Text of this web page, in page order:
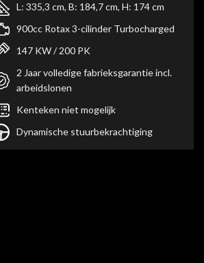
L: 335,3 cm, B: 184,7 cm, H: 174 cm
900cc Rotax 3-cilinder Turbocharged
147 KW / 200 PK
2 Jaar volledige fabrieksgarantie incl.
arbeidslonen
Kenteken niet mogelijk
Dynamische stuurbekrachtiging